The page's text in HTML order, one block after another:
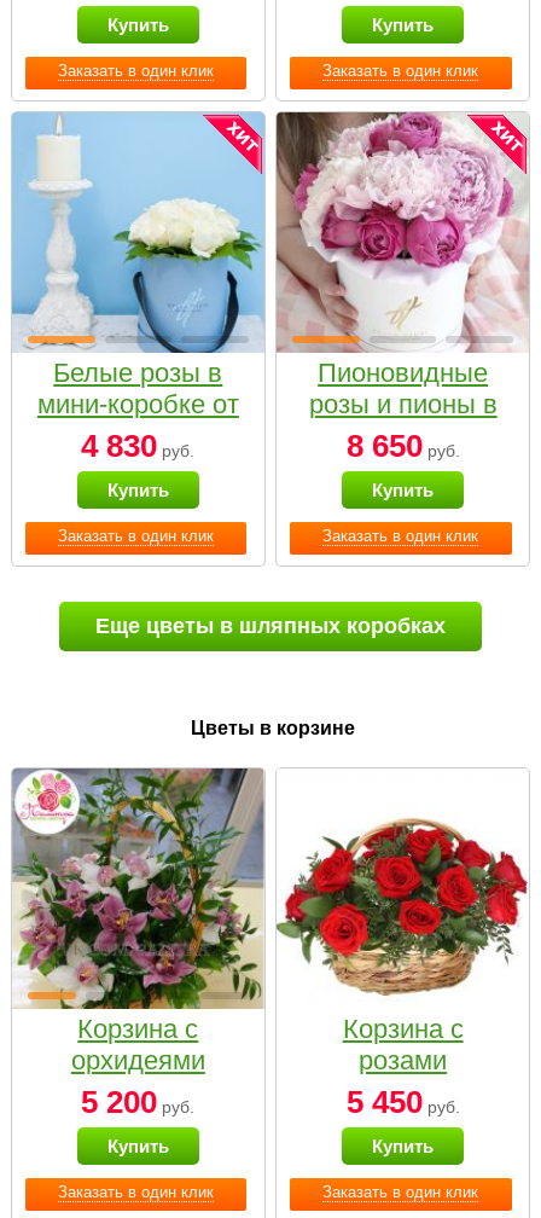
Заказать в один клик
Купить
Заказать в один клик
Купить
Заказать в один клик
Белые розы в
мини-коробке от
Bella Fiori
4 830 руб.
Купить
Заказать в один клик
Пионовидные
розы и пионы в
белой коробке
Small
8 650руб.
Купить
Еще цветы в шляпных коробках
Цветы в корзине
Заказать в один клик
Корзина с
орхидеями
малая
5 200 руб.
Купить
Заказать в один клик
Корзина с
розами
«Красный
Париж»
5 450руб.
Купить